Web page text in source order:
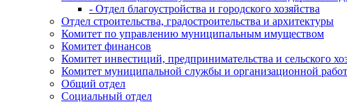
- Отдел благоустройства и городского хозяйства
Отдел строительства, градостроительства и архитектуры
Комитет по управлению муниципальным имуществом
Комитет финансов
Комитет инвестиций, предпринимательства и сельского
Комитет муниципальной службы и организационной
Общий отдел
Социальный отдел